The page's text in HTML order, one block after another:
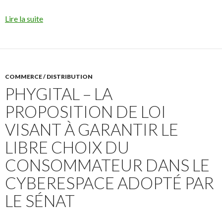
Lire la suite
COMMERCE / DISTRIBUTION
PHYGITAL – LA
PROPOSITION DE LOI
VISANT À GARANTIR LE
LIBRE CHOIX DU
CONSOMMATEUR DANS LE
CYBERESPACE ADOPTÉ PAR
LE SÉNAT